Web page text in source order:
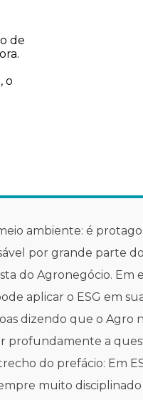
de
o
ambiente: é
por grande parte
do Agronegócio.
aplicar o ESG em
dizendo que o Agro
profundamente a
do prefácio: Em
muito